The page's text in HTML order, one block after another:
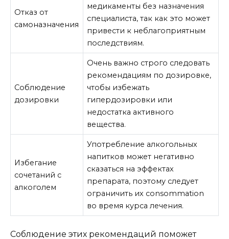
Отказ от
самоназначения
медикаменты без назначения
специалиста, так как это может
привести к неблагоприятным
последствиям.
Соблюдение
дозировки
Очень важно строго следовать
рекомендациям по дозировке,
чтобы избежать
гипердозировки или
недостатка активного
вещества.
Избегание
сочетаний с
алкоголем
Употребление алкогольных
напитков может негативно
сказаться на эффектах
препарата, поэтому следует
ограничить их consommation
во время курса лечения.
Соблюдение этих рекомендаций поможет